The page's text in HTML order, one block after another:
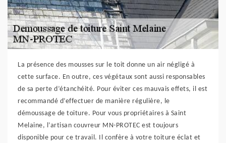
La présence des mousses sur le toit donne un air négligé à
cette surface. En outre, ces végétaux sont aussi responsables
de sa perte d’étanchéité. Pour éviter ces mauvais effets, il est
recommandé d’effectuer de manière régulière, le
démoussage de toiture. Pour vous propriétaires à Saint
Melaine, l’artisan couvreur MN-PROTEC est toujours
disponible pour ce travail. Il confère à votre toiture éclat et